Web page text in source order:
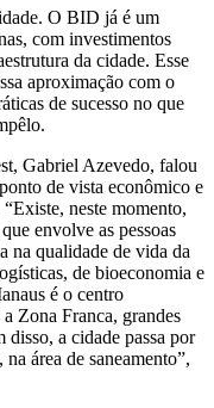
O BID já é um
com investimentos
da cidade. Esse
aproximação com o
de sucesso no que
Gabriel Azevedo, falou
de vista econômico e
neste momento,
envolve as pessoas
na qualidade de vida da
de bioeconomia e
é o centro
Zona Franca, grandes
disso, a cidade passa por
área de saneamento”,